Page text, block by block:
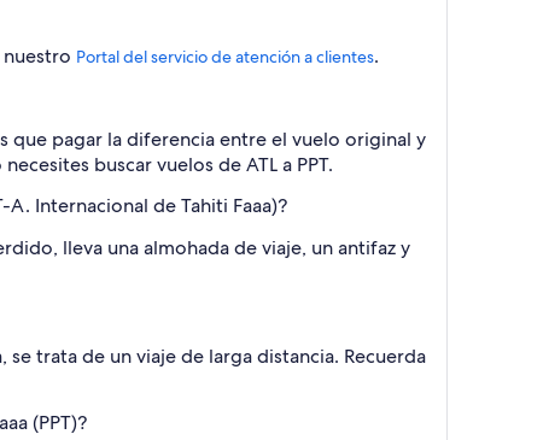
Portal del servicio de atención a clientes.
que pagar la diferencia entre el vuelo original y
buscar vuelos de ATL a PPT.
Internacional de Tahiti Faaa)?
lleva una almohada de viaje, un antifaz y
trata de un viaje de larga distancia. Recuerda
(PPT)?